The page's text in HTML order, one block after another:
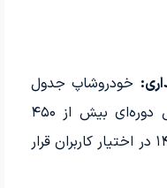
خودروشاپ جدول
کامل هزینه تعویض و سرویس دوره‌ای بیش از ۴۵۰
مدل خودرو را براساس سال ۱۴۰۴ در اختیار کاربران قرار